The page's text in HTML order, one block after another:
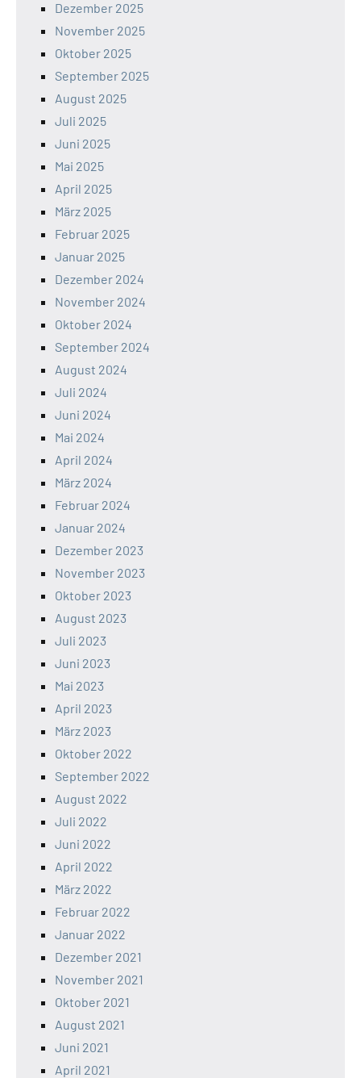
Dezember 2025
November 2025
Oktober 2025
September 2025
August 2025
Juli 2025
Juni 2025
Mai 2025
April 2025
März 2025
Februar 2025
Januar 2025
Dezember 2024
November 2024
Oktober 2024
September 2024
August 2024
Juli 2024
Juni 2024
Mai 2024
April 2024
März 2024
Februar 2024
Januar 2024
Dezember 2023
November 2023
Oktober 2023
August 2023
Juli 2023
Juni 2023
Mai 2023
April 2023
März 2023
Oktober 2022
September 2022
August 2022
Juli 2022
Juni 2022
April 2022
März 2022
Februar 2022
Januar 2022
Dezember 2021
November 2021
Oktober 2021
August 2021
Juni 2021
April 2021